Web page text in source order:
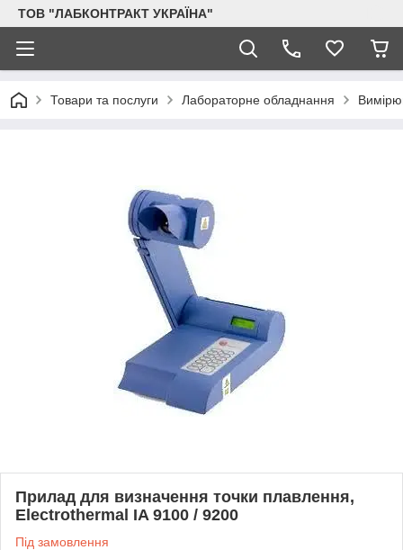
ТОВ "ЛАБКОНТРАКТ УКРАЇНА"
Товари та послуги Лабораторне обладнання
Прилад для визначення точки плавлення,
Electrothermal IA 9100 / 9200
Під замовлення